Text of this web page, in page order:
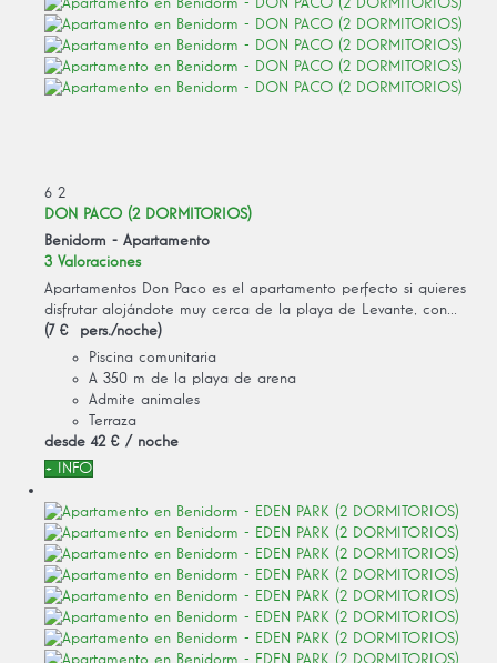
6 2
DON PACO (2 DORMITORIOS)
Benidorm - Apartamento
3 Valoraciones
Apartamentos Don Paco es el apartamento perfecto si quieres
disfrutar alojándote muy cerca de la playa de Levante, con...
(7 € pers./noche)
Piscina comunitaria
A 350 m de la playa de arena
Admite animales
Terraza
desde 42 € / noche
+ INFO